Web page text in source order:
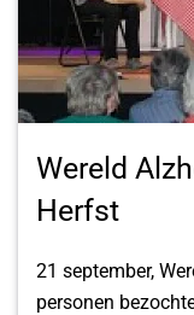
Wereld
Herfst
21 september,
personen